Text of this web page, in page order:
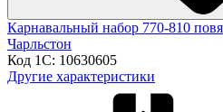
Карнавальный набор 770-810
Чарльстон
Код 1С: 10630605
Другие характеристики